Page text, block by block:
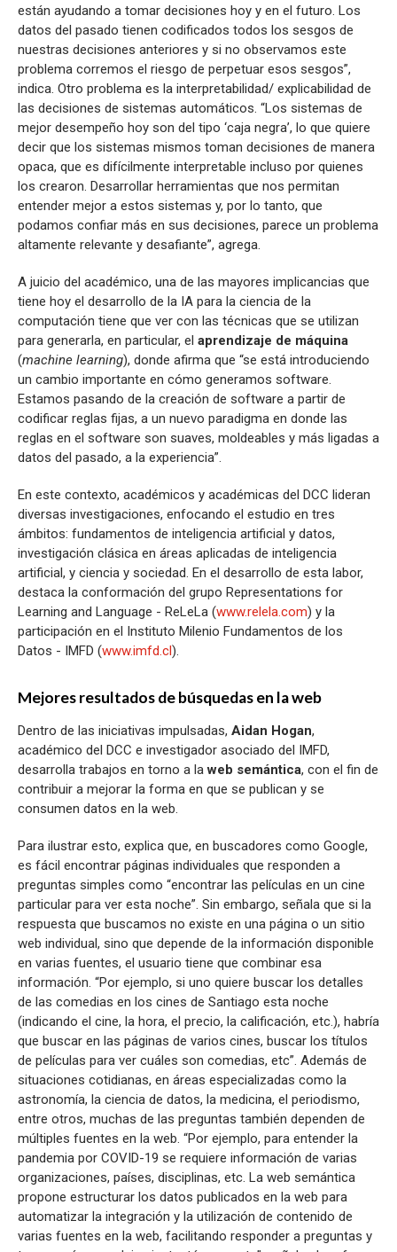
están ayudando a tomar decisiones hoy y en el futuro. Los
datos del pasado tienen codificados todos los sesgos de
nuestras decisiones anteriores y si no observamos este
problema corremos el riesgo de perpetuar esos sesgos”,
indica. Otro problema es la interpretabilidad/ explicabilidad de
las decisiones de sistemas automáticos. “Los sistemas de
mejor desempeño hoy son del tipo ‘caja negra’, lo que quiere
decir que los sistemas mismos toman decisiones de manera
opaca, que es difícilmente interpretable incluso por quienes
los crearon. Desarrollar herramientas que nos permitan
entender mejor a estos sistemas y, por lo tanto, que
podamos confiar más en sus decisiones, parece un problema
altamente relevante y desafiante”, agrega.
A juicio del académico, una de las mayores implicancias que
tiene hoy el desarrollo de la IA para la ciencia de la
computación tiene que ver con las técnicas que se utilizan
para generarla, en particular, el aprendizaje de máquina
(machine learning), donde afirma que “se está introduciendo
un cambio importante en cómo generamos software.
Estamos pasando de la creación de software a partir de
codificar reglas fijas, a un nuevo paradigma en donde las
reglas en el software son suaves, moldeables y más ligadas a
datos del pasado, a la experiencia”.
En este contexto, académicos y académicas del DCC lideran
diversas investigaciones, enfocando el estudio en tres
ámbitos: fundamentos de inteligencia artificial y datos,
investigación clásica en áreas aplicadas de inteligencia
artificial, y ciencia y sociedad. En el desarrollo de esta labor,
destaca la conformación del grupo Representations for
Learning and Language - ReLeLa (www.relela.com) y la
participación en el Instituto Milenio Fundamentos de los
Datos - IMFD (www.imfd.cl).
Mejores resultados de búsquedas en la web
Dentro de las iniciativas impulsadas, Aidan Hogan,
académico del DCC e investigador asociado del IMFD,
desarrolla trabajos en torno a laweb semántica, con el fin de
contribuir a mejorar la forma en que se publican y se
consumen datos en la web.
Para ilustrar esto, explica que, en buscadores como Google,
es fácil encontrar páginas individuales que responden a
preguntas simples como “encontrar las películas en un cine
particular para ver esta noche”. Sin embargo, señala que si la
respuesta que buscamos no existe en una página o un sitio
web individual, sino que depende de la información disponible
en varias fuentes, el usuario tiene que combinar esa
información. “Por ejemplo, si uno quiere buscar los detalles
de las comedias en los cines de Santiago esta noche
(indicando el cine, la hora, el precio, la calificación, etc.), habría
que buscar en las páginas de varios cines, buscar los títulos
de películas para ver cuáles son comedias, etc”. Además de
situaciones cotidianas, en áreas especializadas como la
astronomía, la ciencia de datos, la medicina, el periodismo,
entre otros, muchas de las preguntas también dependen de
múltiples fuentes en la web. “Por ejemplo, para entender la
pandemia por COVID-19 se requiere información de varias
organizaciones, países, disciplinas, etc. La web semántica
propone estructurar los datos publicados en la web para
automatizar la integración y la utilización de contenido de
varias fuentes en la web, facilitando responder a preguntas y